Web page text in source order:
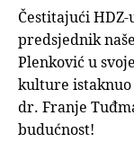
Čestitajući
predsjednik
Plenković u
kulture istaknuo
dr. Franje
budućnost!